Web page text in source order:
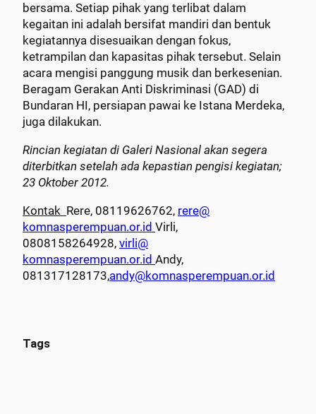
bersama. Setiap pihak yang terlibat dalam
kegaitan ini adalah bersifat mandiri dan bentuk
kegiatannya disesuaikan dengan fokus,
ketrampilan dan kapasitas pihak tersebut. Selain
acara mengisi panggung musik dan berkesenian.
Beragam Gerakan Anti Diskriminasi (GAD) di
Bundaran HI, persiapan pawai ke Istana Merdeka,
juga dilakukan.
Rincian kegiatan di Galeri Nasional akan segera
diterbitkan setelah ada kepastian pengisi kegiatan;
23 Oktober 2012.
Kontak Rere, 08119626762, rere@
komnasperempuan.or.id Virli,
0808158264928, virli@
komnasperempuan.or.id Andy,
081317128173,andy@komnasperempuan.or.id
Tags